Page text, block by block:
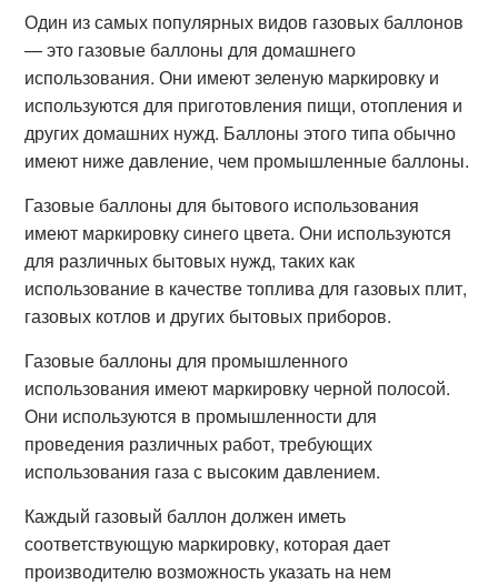
Один из самых популярных видов газовых баллонов
— это газовые баллоны для домашнего
использования. Они имеют зеленую маркировку и
используются для приготовления пищи, отопления и
других домашних нужд. Баллоны этого типа обычно
имеют ниже давление, чем промышленные баллоны.
Газовые баллоны для бытового использования
имеют маркировку синего цвета. Они используются
для различных бытовых нужд, таких как
использование в качестве топлива для газовых плит,
газовых котлов и других бытовых приборов.
Газовые баллоны для промышленного
использования имеют маркировку черной полосой.
Они используются в промышленности для
проведения различных работ, требующих
использования газа с высоким давлением.
Каждый газовый баллон должен иметь
соответствующую маркировку, которая дает
производителю возможность указать на нем